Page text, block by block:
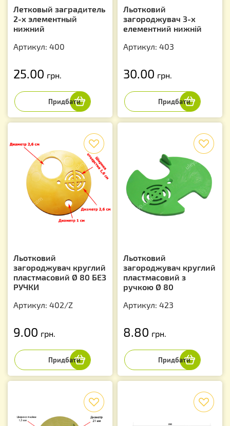
Летковый заградитель
2-х элементный
нижний
Артикул: 400
25.00 грн.
Льотковий
загороджувач 3-х
елементний нижній
Артикул: 403
30.00 грн.
Льотковий
загороджувач круглий
пластмасовий Ø 80 БЕЗ
РУЧКИ
Артикул: 402/Z
9.00 грн.
Льотковий
загороджувач круглий
пластмасовий з
ручкою Ø 80
Артикул: 423
8.80 грн.